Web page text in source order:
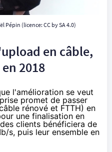
Pépin (licence: CC by SA 4.0)
en câble,
2018
l'amélioration se veut
promet de passer
rénové et FTTH) en
une finalisation en
clients bénéficiera de
s, puis leur ensemble en